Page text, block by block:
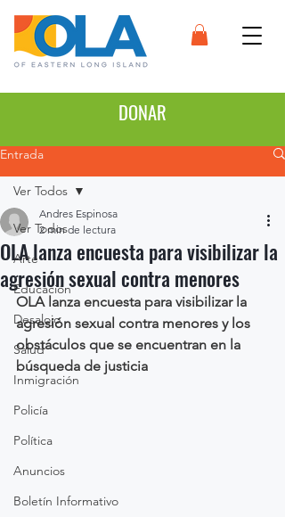
DONAR
Entrada
Ver Todos
Arte
Educación
Desalojo
Salud
Inmigración
Policía
Política
Anuncios
Boletín Informativo
Ver Todos
OLA lanza encuesta para visibilizar la
agresión sexual contra menores
Andres Espinosa
2 min de lectura
OLA lanza encuesta para visibilizar la
agresión sexual contra menores y los
obstáculos que se encuentran en la
búsqueda de justicia